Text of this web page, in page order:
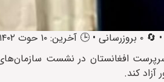
افغانستان در نشست
کند.